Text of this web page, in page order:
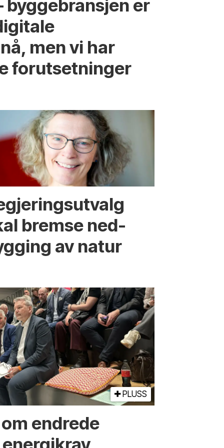
byggebransjen er
men vi har
forutsetninger
bremse ned­
av natur
PLUSS
endrede